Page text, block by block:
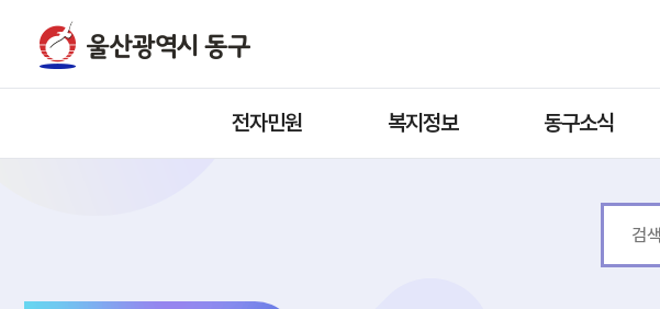
전자민원 복지정보 동구소식